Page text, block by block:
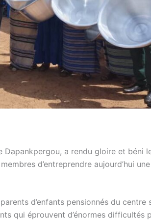
Dapankpergou, a rendu gloire et béni
d’entreprendre aujourd’hui
d’enfants pensionnés du centre
qui éprouvent d’énormes difficultés